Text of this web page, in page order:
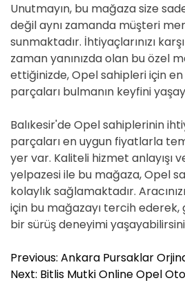
Unutmayın, bu mağaza size
değil aynı zamanda müşteri
sunmaktadır. İhtiyaçlarınızı
zaman yanınızda olan bu özel
ettiğinizde, Opel sahipleri için
parçaları bulmanın keyfini
Balıkesir'de Opel sahiplerinin
parçaları en uygun fiyatlarla
yer var. Kaliteli hizmet anlayışı
yelpazesi ile bu mağaza, Opel
kolaylık sağlamaktadır.
için bu mağazayı tercih ederek,
bir sürüş deneyimi
Y
a
Previous: Ankara Pursaklar
Next: Bitlis Mutki Online Opel